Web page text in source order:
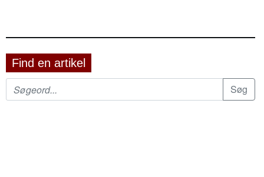
Find en artikel